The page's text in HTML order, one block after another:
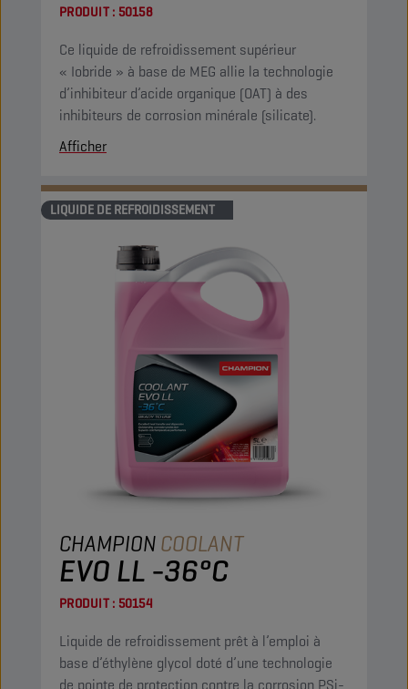
PRODUIT : 50158
Ce liquide de refroidissement supérieur
« Iobride » à base de MEG allie la technologie
d’inhibiteur d’acide organique (OAT) à des
inhibiteurs de corrosion minérale (silicate).
Afficher
LIQUIDE DE REFROIDISSEMENT
CHAMPIONCOOLANT
EVO LL -36°C
PRODUIT : 50154
Liquide de refroidissement prêt à l’emploi à
base d’éthylène glycol doté d’une technologie
de pointe de protection contre la corrosion PSi-